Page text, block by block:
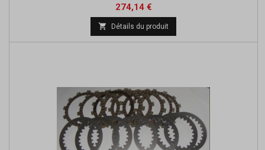
Prix
274,14 €Prix
de
base
 Détails du produit